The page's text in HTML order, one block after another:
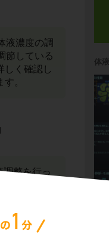
液濃度の調
節している
しく確認し
。
整を行っ
々な構造
体